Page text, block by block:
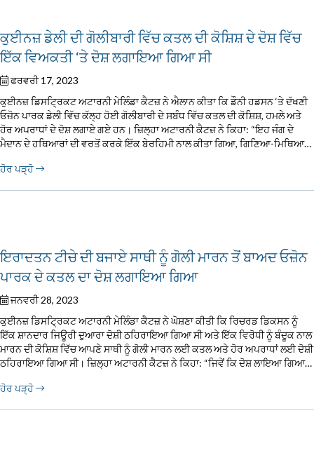
ਕੁਈਨਜ਼ ਡੇਲੀ ਦੀ ਗੋਲੀਬਾਰੀ ਵਿੱਚ ਕਤਲ ਦੀ ਕੋਸ਼ਿਸ਼ ਦੇ ਦੋਸ਼ ਵਿੱਚ
ਇੱਕ ਵਿਅਕਤੀ ‘ਤੇ ਦੋਸ਼ ਲਗਾਇਆ ਗਿਆ ਸੀ
ਫਰਵਰੀ 17, 2023
ਕੁਈਨਜ਼ ਡਿਸਟ੍ਰਿਕਟ ਅਟਾਰਨੀ ਮੇਲਿੰਡਾ ਕੈਟਜ਼ ਨੇ ਐਲਾਨ ਕੀਤਾ ਕਿ ਡੌਨੀ ਹਡਸਨ ‘ਤੇ ਦੱਖਣੀ
ਓਜ਼ੋਨ ਪਾਰਕ ਡੇਲੀ ਵਿੱਚ ਕੱਲ੍ਹ ਹੋਈ ਗੋਲੀਬਾਰੀ ਦੇ ਸਬੰਧ ਵਿੱਚ ਕਤਲ ਦੀ ਕੋਸ਼ਿਸ਼, ਹਮਲੇ ਅਤੇ
ਹੋਰ ਅਪਰਾਧਾਂ ਦੇ ਦੋਸ਼ ਲਗਾਏ ਗਏ ਹਨ। ਜ਼ਿਲ੍ਹਾ ਅਟਾਰਨੀ ਕੈਟਜ਼ ਨੇ ਕਿਹਾ: “ਇਹ ਜੰਗ ਦੇ
ਮੈਦਾਨ ਦੇ ਹਥਿਆਰਾਂ ਦੀ ਵਰਤੋਂ ਕਰਕੇ ਇੱਕ ਬੇਰਹਿਮੀ ਨਾਲ ਕੀਤਾ ਗਿਆ, ਗਿਣਿਆ-ਮਿਥਿਆ…
ਹੋਰ ਪੜ੍ਹੋ
ਇਰਾਦਤਨ ਟੀਚੇ ਦੀ ਬਜਾਏ ਸਾਥੀ ਨੂੰ ਗੋਲੀ ਮਾਰਨ ਤੋਂ ਬਾਅਦ ਓਜ਼ੋਨ
ਪਾਰਕ ਦੇ ਕਤਲ ਦਾ ਦੋਸ਼ ਲਗਾਇਆ ਗਿਆ
ਜਨਵਰੀ 28, 2023
ਕੁਈਨਜ਼ ਡਿਸਟ੍ਰਿਕਟ ਅਟਾਰਨੀ ਮੇਲਿੰਡਾ ਕੈਟਜ਼ ਨੇ ਘੋਸ਼ਣਾ ਕੀਤੀ ਕਿ ਰਿਚਰਡ ਡਿਕਸਨ ਨੂੰ
ਇੱਕ ਸ਼ਾਨਦਾਰ ਜਿਊਰੀ ਦੁਆਰਾ ਦੋਸ਼ੀ ਠਹਿਰਾਇਆ ਗਿਆ ਸੀ ਅਤੇ ਇੱਕ ਵਿਰੋਧੀ ਨੂੰ ਬੰਦੂਕ ਨਾਲ
ਮਾਰਨ ਦੀ ਕੋਸ਼ਿਸ਼ ਵਿੱਚ ਆਪਣੇ ਸਾਥੀ ਨੂੰ ਗੋਲੀ ਮਾਰਨ ਲਈ ਕਤਲ ਅਤੇ ਹੋਰ ਅਪਰਾਧਾਂ ਲਈ ਦੋਸ਼ੀ
ਠਹਿਰਾਇਆ ਗਿਆ ਸੀ। ਜ਼ਿਲ੍ਹਾ ਅਟਾਰਨੀ ਕੈਟਜ਼ ਨੇ ਕਿਹਾ: “ਜਿਵੇਂ ਕਿ ਦੋਸ਼ ਲਾਇਆ ਗਿਆ…
ਹੋਰ ਪੜ੍ਹੋ